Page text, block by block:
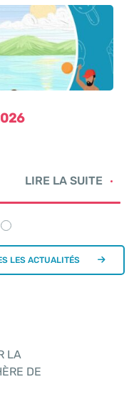
LIRE LA SUITE
LES ACTUALITÉS
LA
DE